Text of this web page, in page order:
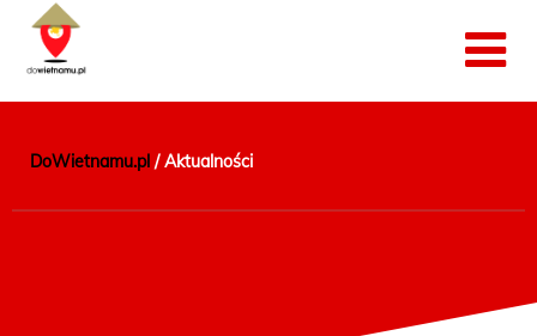
DoWietnamu.pl /Aktualności